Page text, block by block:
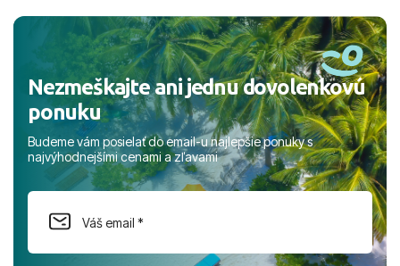
Nezmeškajte ani jednu dovolenkovú
ponuku
Budeme vám posielať do email-u najlepšie ponuky s
najvýhodnejšími cenami a zľavami